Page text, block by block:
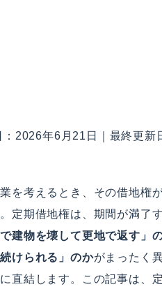
2026年6月21日｜最終更新
を考えるとき、その借地権
定期借地権は、期間が満了
で建物を壊して更地で返す」
けられる」のかがまったく
直結します。この記事は、